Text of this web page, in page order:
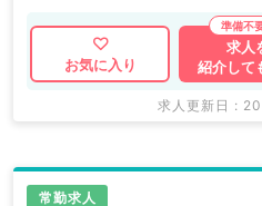
お気に入り
求人
紹介して
求人更新日 :
常勤求人